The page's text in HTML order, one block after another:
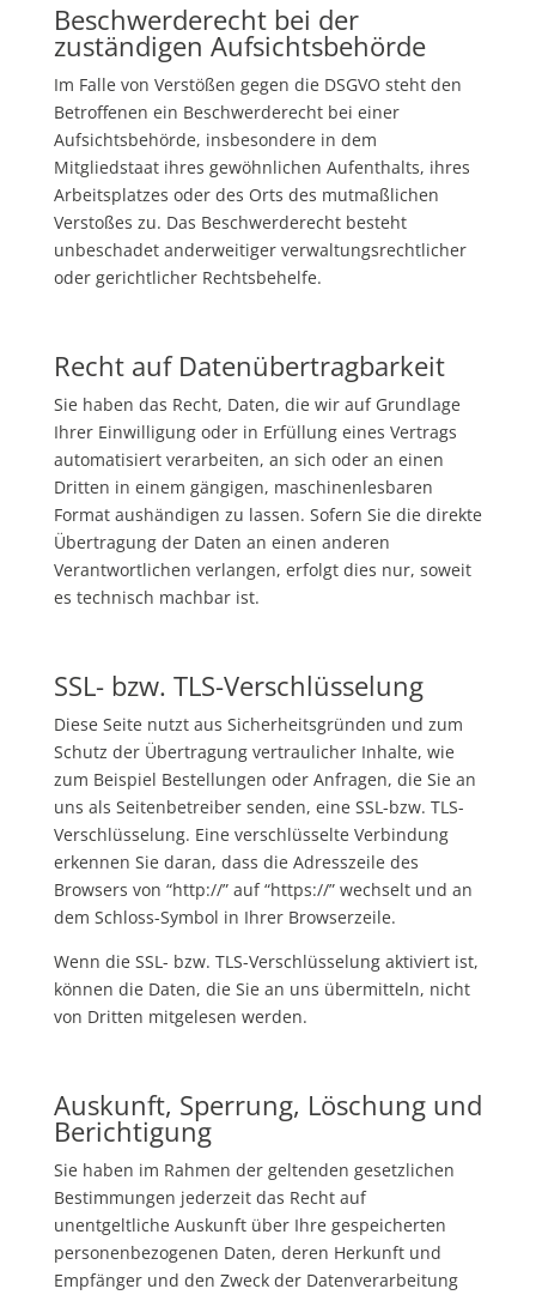
Beschwerderecht bei der
zuständigen Aufsichtsbehörde
Im Falle von Verstößen gegen die DSGVO steht den
Betroffenen ein Beschwerderecht bei einer
Aufsichtsbehörde, insbesondere in dem
Mitgliedstaat ihres gewöhnlichen Aufenthalts, ihres
Arbeitsplatzes oder des Orts des mutmaßlichen
Verstoßes zu. Das Beschwerderecht besteht
unbeschadet anderweitiger verwaltungsrechtlicher
oder gerichtlicher Rechtsbehelfe.
Recht auf Datenübertragbarkeit
Sie haben das Recht, Daten, die wir auf Grundlage
Ihrer Einwilligung oder in Erfüllung eines Vertrags
automatisiert verarbeiten, an sich oder an einen
Dritten in einem gängigen, maschinenlesbaren
Format aushändigen zu lassen. Sofern Sie die direkte
Übertragung der Daten an einen anderen
Verantwortlichen verlangen, erfolgt dies nur, soweit
es technisch machbar ist.
SSL-bzw. TLS-Verschlüsselung
Diese Seite nutzt aus Sicherheitsgründen und zum
Schutz der Übertragung vertraulicher Inhalte, wie
zum Beispiel Bestellungen oder Anfragen, die Sie an
uns als Seitenbetreiber senden, eine SSL-bzw. TLS-
Verschlüsselung. Eine verschlüsselte Verbindung
erkennen Sie daran, dass die Adresszeile des
Browsers von “http://” auf “https://” wechselt und an
dem Schloss-Symbol in Ihrer Browserzeile.
Wenn die SSL- bzw. TLS-Verschlüsselung aktiviert ist,
können die Daten, die Sie an uns übermitteln, nicht
von Dritten mitgelesen werden.
Auskunft, Sperrung, Löschung und
Berichtigung
Sie haben im Rahmen der geltenden gesetzlichen
Bestimmungen jederzeit das Recht auf
unentgeltliche Auskunft über Ihre gespeicherten
personenbezogenen Daten, deren Herkunft und
Empfänger und den Zweck der Datenverarbeitung